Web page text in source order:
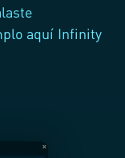
aquí Infinity